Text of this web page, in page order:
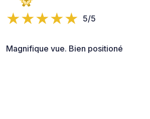
5/5
Magnifique vue. Bien positioné